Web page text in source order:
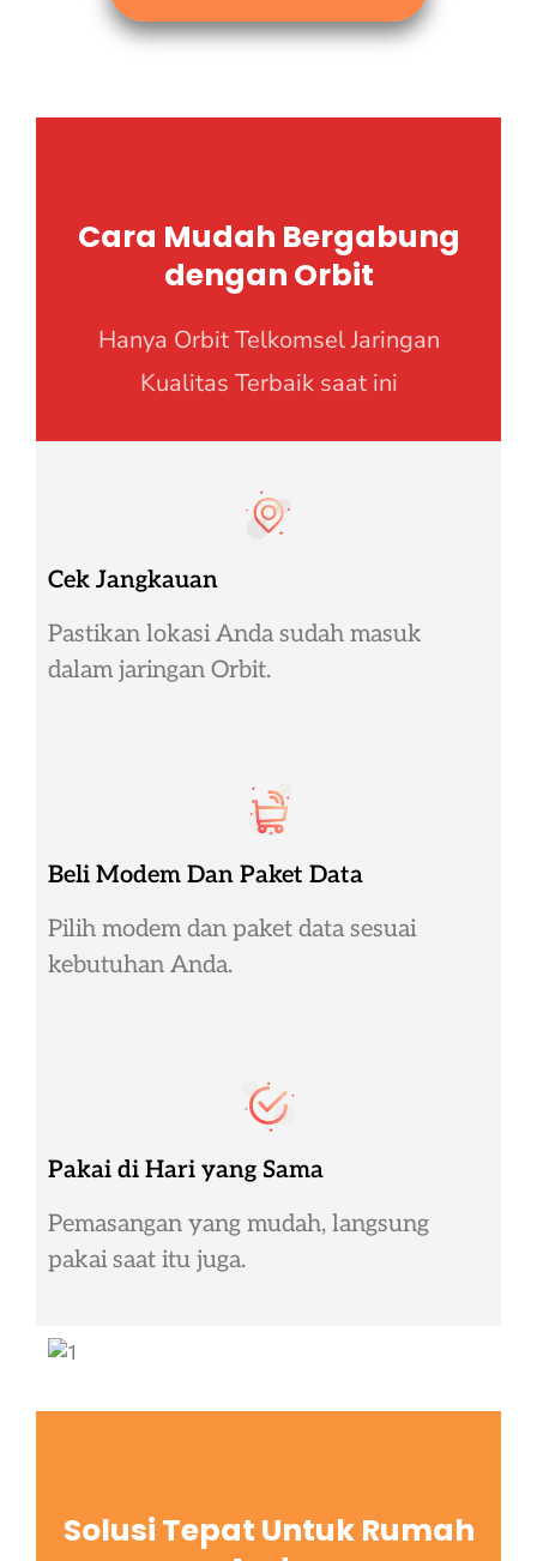
Cara Mudah Bergabung
dengan Orbit
Hanya Orbit Telkomsel Jaringan
Kualitas Terbaik saat ini
Cek Jangkauan
Pastikan lokasi Anda sudah masuk
dalam jaringan Orbit.
Beli Modem Dan Paket Data
Pilih modem dan paket data sesuai
kebutuhan Anda.
Pakai di Hari yang Sama
Pemasangan yang mudah, langsung
pakai saat itu juga.
Solusi Tepat Untuk Rumah